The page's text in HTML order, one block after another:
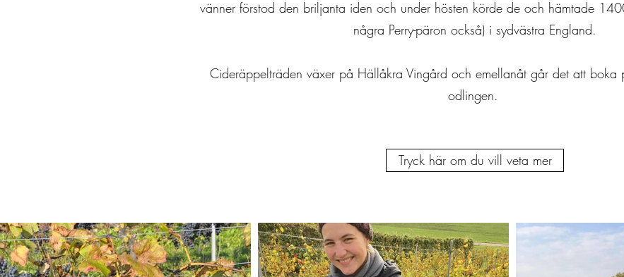
vänner förstod den briljanta iden och under hösten körde de och hämtade
några Perry-päron också) i sydvästra England.
Cideräppelträden växer på Hällåkra Vingård och emellanåt går det att boka
odlingen.
Tryck här om du vill veta mer